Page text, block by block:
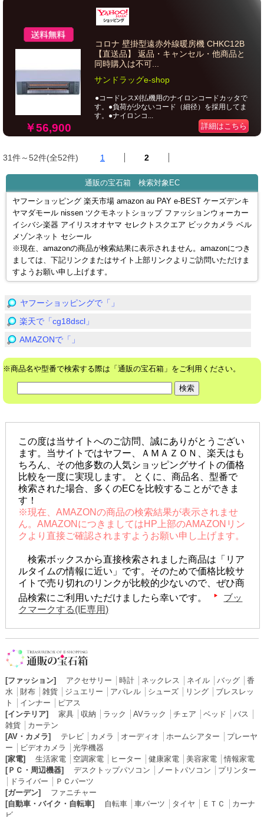
￥56,900
コロナ 壁掛型遠赤外線暖房機 CHKC12B
【直送品】 返品・キャンセル・他商品と
同時購入は不可...
サンドラッグe-shop
●コードレス刈払機用のナイロンコードカッタで
す。●負荷が少ないコード（細径）を採用してま
す。●ナイロンコ...
詳細はこちら
31件～52件(全52件) 1 2
通販の宝石箱 検索対象EC
ヤフーショッピング 楽天市場 amazon au PAY e-BEST ケーズデンキ
ヤマダモール nissen ツクモネットショップ ファッションウォーカー
イシバシ楽器 アイリスオオヤマ セレクトスクエア ビックカメラ ベル
メゾンネット セシール
※現在、amazonの商品が検索結果に表示されません。amazonにつき
ましては、下記リンクまたはサイト上部リンクよりご訪問いただけま
すようお願い申し上げます。
ヤフーショッピングで「」
楽天で「cg18dscl」
AMAZONで「」
※商品名や型番で検索する際は「通販の宝石箱」をご利用ください。
この度は当サイトへのご訪問、誠にありがとうござい
ます。当サイトではヤフー、ＡＭＡＺＯＮ、楽天はも
ちろん、その他多数の人気ショッピングサイトの価格
比較を一度に実現します。 とくに、商品名、型番で
検索された場合、多くのECを比較することができま
す！
※現在、AMAZONの商品の検索結果が表示されませ
ん。AMAZONにつきましてはHP上部のAMAZONリン
クより直接ご確認されますようお願い申し上げます。
検索ボックスから直接検索されました商品は「リア
ルタイムの情報に近い」です。そのためで価格比較サ
イトで売り切れのリンクが比較的少ないので、ぜひ商
品検索にご利用いただけましたら幸いです。
ブッ
クマークする(IE専用)
[ファッション] アクセサリー 時計│ ネックレス ネイル│ バッグ│ 香
水
財布│ 雑貨│ ジュエリー アパレル│ シューズ│ リング│ ブレスレッ
ト
インナー
ピアス
[インテリア]
家具│ 収納 ラック AVラック チェア ベッド バス
雑貨│ カーテン
[AV・カメラ]
テレビ│ カメラ オーディオ ホームシアター
プレーヤ
ー
ビデオカメラ
光学機器
[家電]
生活家電│ 空調家電│ ヒーター 健康家電│ 美容家電│情報家電
[ＰＣ・周辺機器]
デスクトップパソコン ノートパソコン
プリンター
ドライバー
ＰＣパーツ
[ガーデン]
ファニチャー
[自動車・バイク・自転車]
自転車│ 車パーツ タイヤ ＥＴＣ
カーナ
ビ